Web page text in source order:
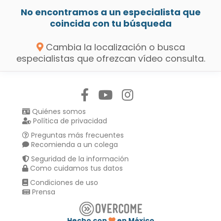
No encontramos a un especialista que
coincida con tu búsqueda
Cambia la localización o busca
especialistas que ofrezcan vídeo consulta.
Quiénes somos
Política de privacidad
Preguntas más frecuentes
Recomienda a un colega
Seguridad de la información
Como cuidamos tus datos
Condiciones de uso
Prensa